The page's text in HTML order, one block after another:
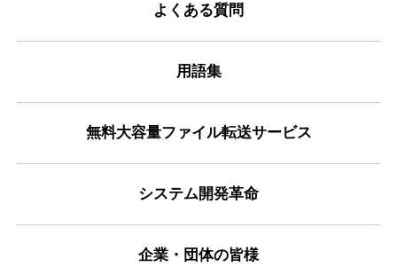
よくある質問
用語集
無料大容量ファイル転送サービス
システム開発革命
企業・団体の皆様